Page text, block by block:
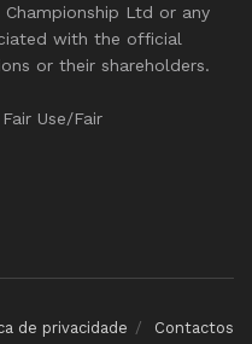
Championship Ltd or any
with the official
or their shareholders.
Use/Fair
de privacidade Contactos